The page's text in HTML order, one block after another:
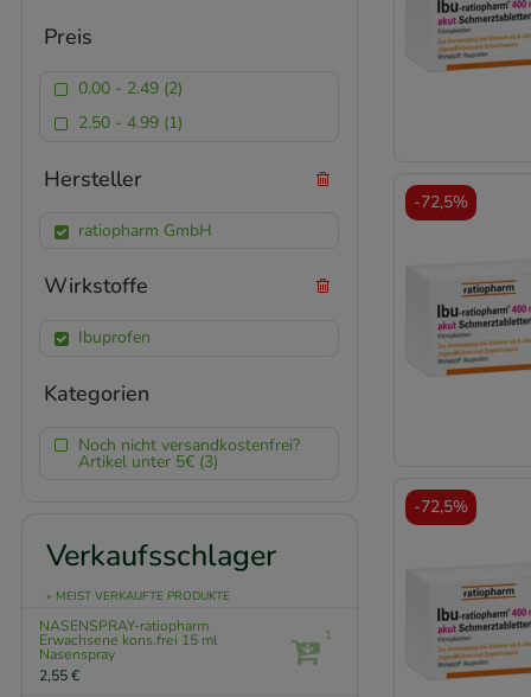
-72,5%
-72,5%
Preis
0.00 - 2.49 (2)
2.50 - 4.99 (1)
Hersteller
ratiopharm GmbH
Wirkstoffe
Ibuprofen
Kategorien
Noch nicht versandkostenfrei?
Artikel unter 5€ (3)
Verkaufsschlager
» MEIST VERKAUFTE PRODUKTE
NASENSPRAY-ratiopharm
Erwachsene kons.frei 15 ml
Nasenspray
2,55 €
1